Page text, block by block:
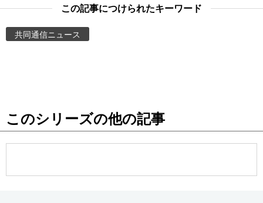
東京
この記事につけられたキーワード
共同通信ニュース
このシリーズの他の記事